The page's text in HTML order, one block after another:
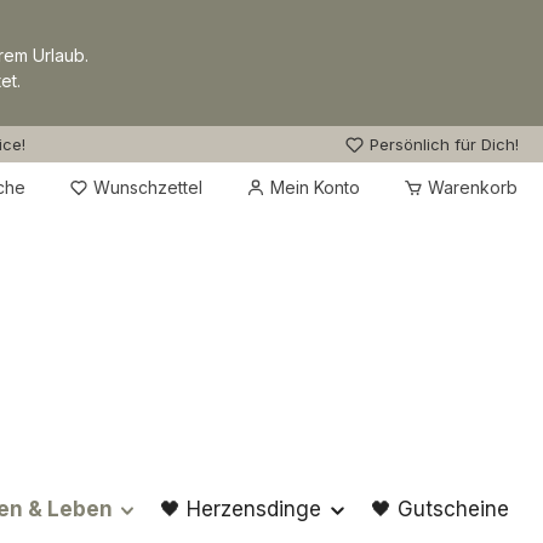
Urlaub.
Persönlich für Dich!
Wunschzettel Du hast 0 Produkte auf dem Merkzettel
Mein Konto Warenkorb
& Leben 🖤 Herzensdinge 🖤 Gutscheine